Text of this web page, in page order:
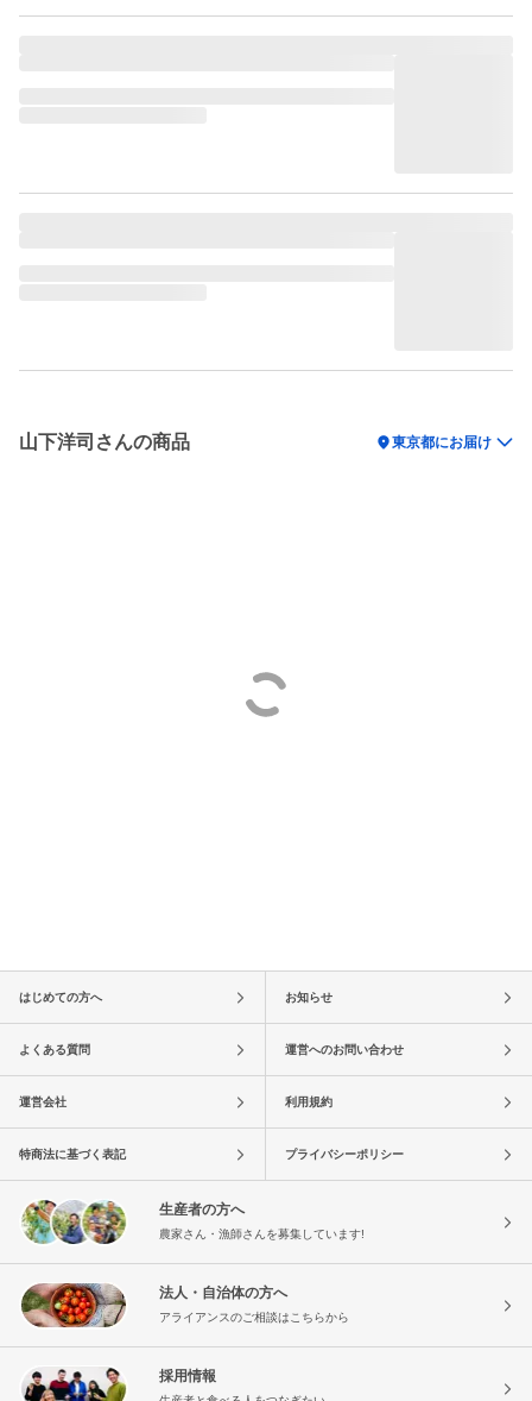
山下洋司さんの商品 location_on東京都にお届け
はじめての方へ お知らせ
よくある質問 運営へのお問い合わせ
運営会社 利用規約
特商法に基づく表記 プライバシーポリシー
生産者の方へ
農家さん・漁師さんを募集しています!
法人・自治体の方へ
アライアンスのご相談はこちらから
採用情報